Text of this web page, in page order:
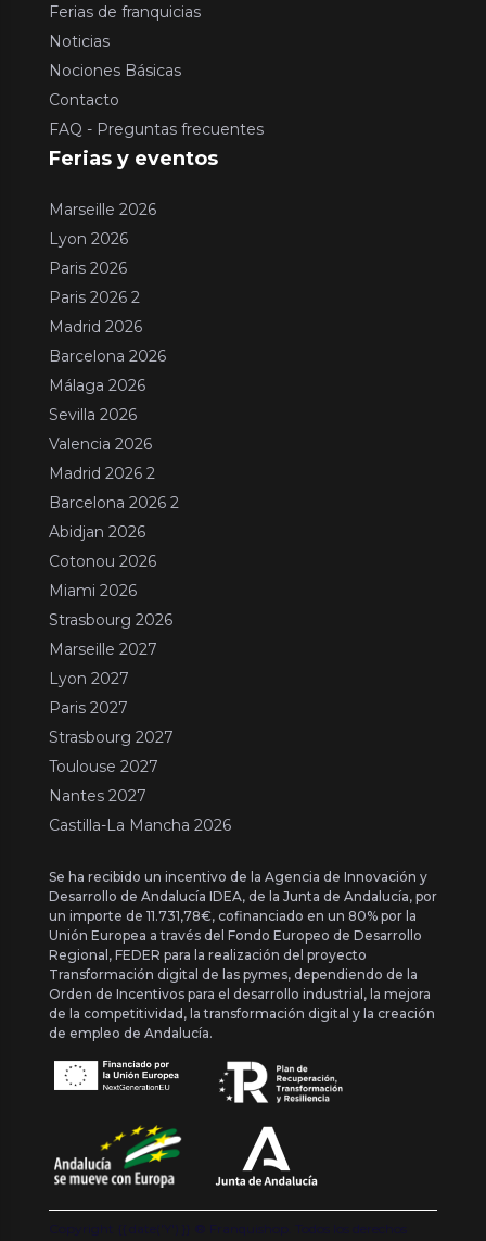
Ferias de franquicias
Noticias
Nociones Básicas
Contacto
FAQ - Preguntas frecuentes
Ferias y eventos
Marseille 2026
Lyon 2026
Paris 2026
Paris 2026 2
Madrid 2026
Barcelona 2026
Málaga 2026
Sevilla 2026
Valencia 2026
Madrid 2026 2
Barcelona 2026 2
Abidjan 2026
Cotonou 2026
Miami 2026
Strasbourg 2026
Marseille 2027
Lyon 2027
Paris 2027
Strasbourg 2027
Toulouse 2027
Nantes 2027
Castilla-La Mancha 2026
Se ha recibido un incentivo de la Agencia de Innovación y
Desarrollo de Andalucía IDEA, de la Junta de Andalucía, por
un importe de 11.731,78€, cofinanciado en un 80% por la
Unión Europea a través del Fondo Europeo de Desarrollo
Regional, FEDER para la realización del proyecto
Transformación digital de las pymes, dependiendo de la
Orden de Incentivos para el desarrollo industrial, la mejora
de la competitividad, la transformación digital y la creación
de empleo de Andalucía.
Copyright {{ date('Y') }} ® Franquishop. Todos los derechos